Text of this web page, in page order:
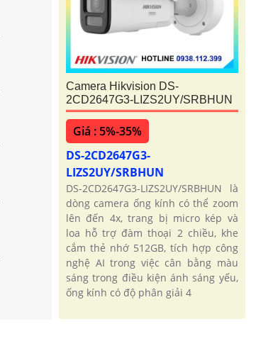
Camera Hikvision DS-
2CD2647G3-LIZS2UY/SRBHUN
Giá : 5%-35%
DS-2CD2647G3-
LIZS2UY/SRBHUN
DS-2CD2647G3-LIZS2UY/SRBHUN là
dòng camera ống kính có thể zoom
lên đến 4x, trang bị micro kép và
loa hỗ trợ đàm thoại 2 chiều, khe
cắm thẻ nhớ 512GB, tích hợp công
nghệ AI trong việc cân bằng màu
sáng trong điều kiện ánh sáng yếu,
ống kính có độ phân giải 4